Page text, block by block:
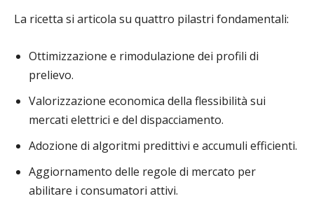
La ricetta si articola su quattro pilastri fondamentali:
Ottimizzazione e rimodulazione dei profili di
prelievo.
Valorizzazione economica della flessibilità sui
mercati elettrici e del dispacciamento.
Adozione di algoritmi predittivi e accumuli efficienti.
Aggiornamento delle regole di mercato per
abilitare i consumatori attivi.